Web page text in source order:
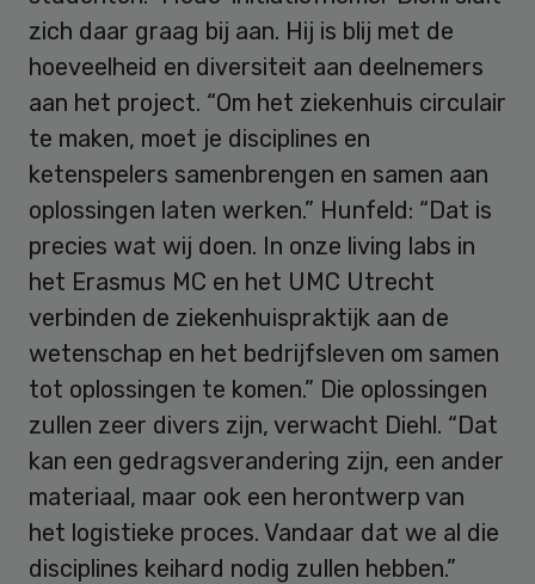
zich daar graag bij aan. Hij is blij met de
hoeveelheid en diversiteit aan deelnemers
aan het project. “Om het ziekenhuis circulair
te maken, moet je disciplines en
ketenspelers samenbrengen en samen aan
oplossingen laten werken.” Hunfeld: “Dat is
precies wat wij doen. In onze living labs in
het Erasmus MC en het UMC Utrecht
verbinden de ziekenhuispraktijk aan de
wetenschap en het bedrijfsleven om samen
tot oplossingen te komen.” Die oplossingen
zullen zeer divers zijn, verwacht Diehl. “Dat
kan een gedragsverandering zijn, een ander
materiaal, maar ook een herontwerp van
het logistieke proces. Vandaar dat we al die
disciplines keihard nodig zullen hebben.”